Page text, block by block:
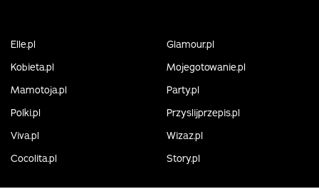
Elle.pl
Glamour.pl
Kobieta.pl
Mojegotowanie.pl
Mamotoja.pl
Party.pl
Polki.pl
Przyslijprzepis.pl
Viva.pl
Wizaz.pl
Cocolita.pl
Story.pl